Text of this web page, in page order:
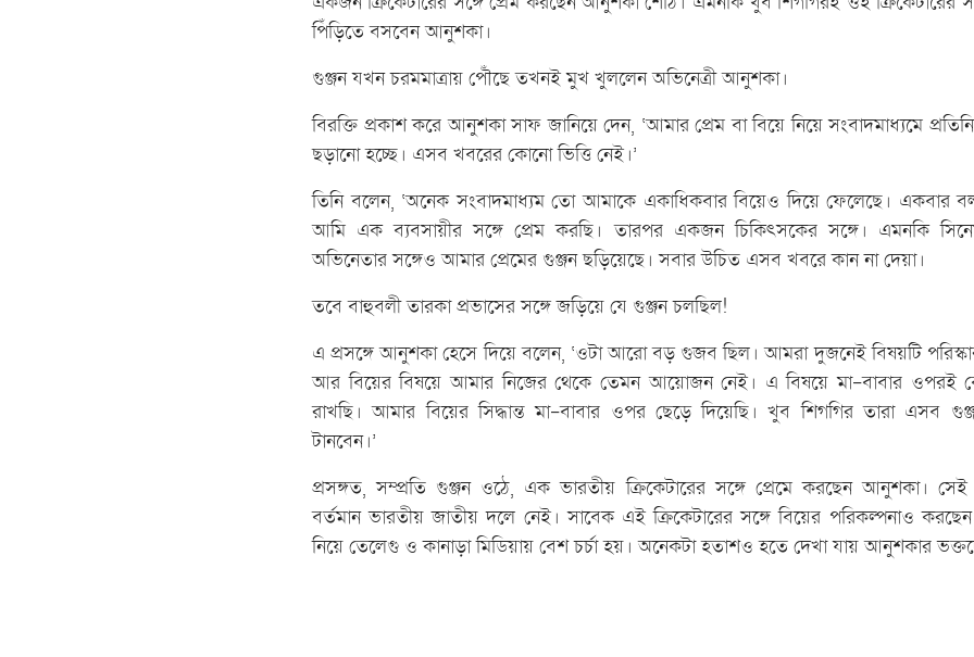
পিঁড়িতে বসবেন আনুশকা।
গুঞ্জন যখন চরমমাত্রায় পৌঁছে তখনই মুখ খুললেন অভিনেত্রী আনুশকা।
বিরক্তি প্রকাশ করে আনুশকা সাফ জানিয়ে দেন, ‘আমার প্রেম বা বিয়ে নিয়ে সংবাদমাধ্যমে
ছড়ানো হচ্ছে। এসব খবরের কোনো ভিত্তি নেই।’
তিনি বলেন, ‘অনেক সংবাদমাধ্যম তো আমাকে একাধিকবার বিয়েও দিয়ে ফেলেছে। একবার
আমি এক ব্যবসায়ীর সঙ্গে প্রেম করছি। তারপর একজন চিকিৎসকের সঙ্গে। এমনকি
অভিনেতার সঙ্গেও আমার প্রেমের গুঞ্জন ছড়িয়েছে। সবার উচিত এসব খবরে কান না দেয়া।
তবে বাহুবলী তারকা প্রভাসের সঙ্গে জড়িয়ে যে গুঞ্জন চলছিল!
এ প্রসঙ্গে আনুশকা হেসে দিয়ে বলেন, ‘ওটা আরো বড় গুজব ছিল। আমরা দুজনেই বিষয়টি
আর বিয়ের বিষয়ে আমার নিজের থেকে তেমন আয়োজন নেই। এ বিষয়ে মা-বাবার ওপরই
রাখছি। আমার বিয়ের সিদ্ধান্ত মা-বাবার ওপর ছেড়ে দিয়েছি। খুব শিগগির তারা এসব
টানবেন।’
প্রসঙ্গত, সম্প্রতি গুঞ্জন ওঠে, এক ভারতীয় ক্রিকেটারের সঙ্গে প্রেমে করছেন আনুশকা। সেই
বর্তমান ভারতীয় জাতীয় দলে নেই। সাবেক এই ক্রিকেটারের সঙ্গে বিয়ের পরিকল্পনাও
নিয়ে তেলেগু ও কানাড়া মিডিয়ায় বেশ চর্চা হয়। অনেকটা হতাশও হতে দেখা যায় আনুশকার